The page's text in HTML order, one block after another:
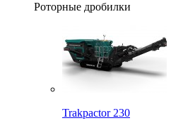
Роторные дробилки
Trakpactor 230